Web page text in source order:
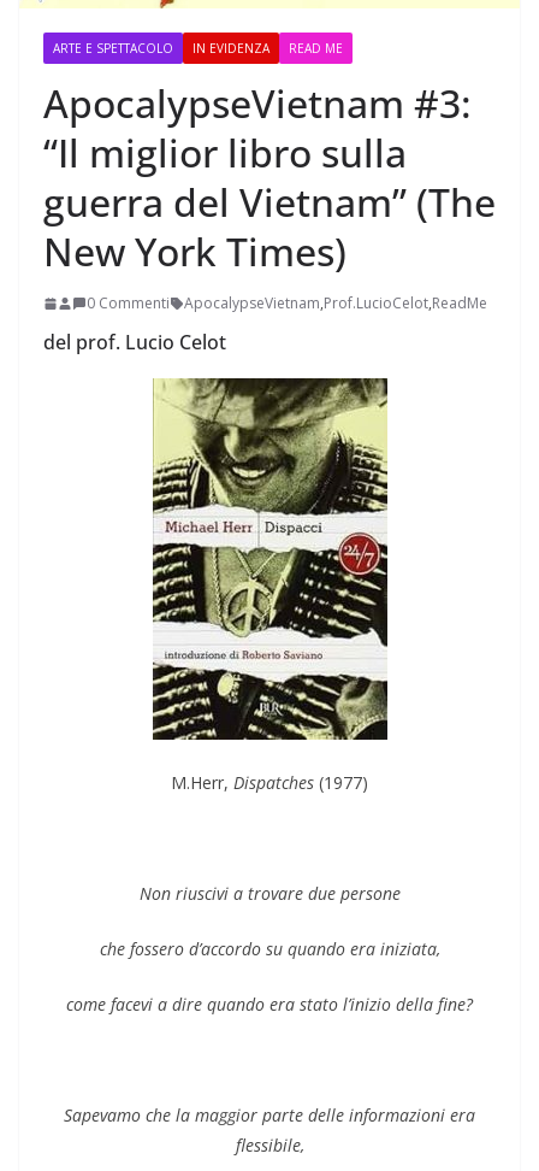
ARTE E SPETTACOLO IN EVIDENZA READ ME
ApocalypseVietnam #3:
“Il miglior libro sulla
guerra del Vietnam” (The
New York Times)
0 Commenti ApocalypseVietnam,Prof.LucioCelot,ReadMe
del prof. Lucio Celot
M.Herr, Dispatches (1977)
Non riuscivi a trovare due persone
che fossero d’accordo su quando era iniziata,
come facevi a dire quando era stato l’inizio della fine?
Sapevamo che la maggior parte delle informazioni era
flessibile,